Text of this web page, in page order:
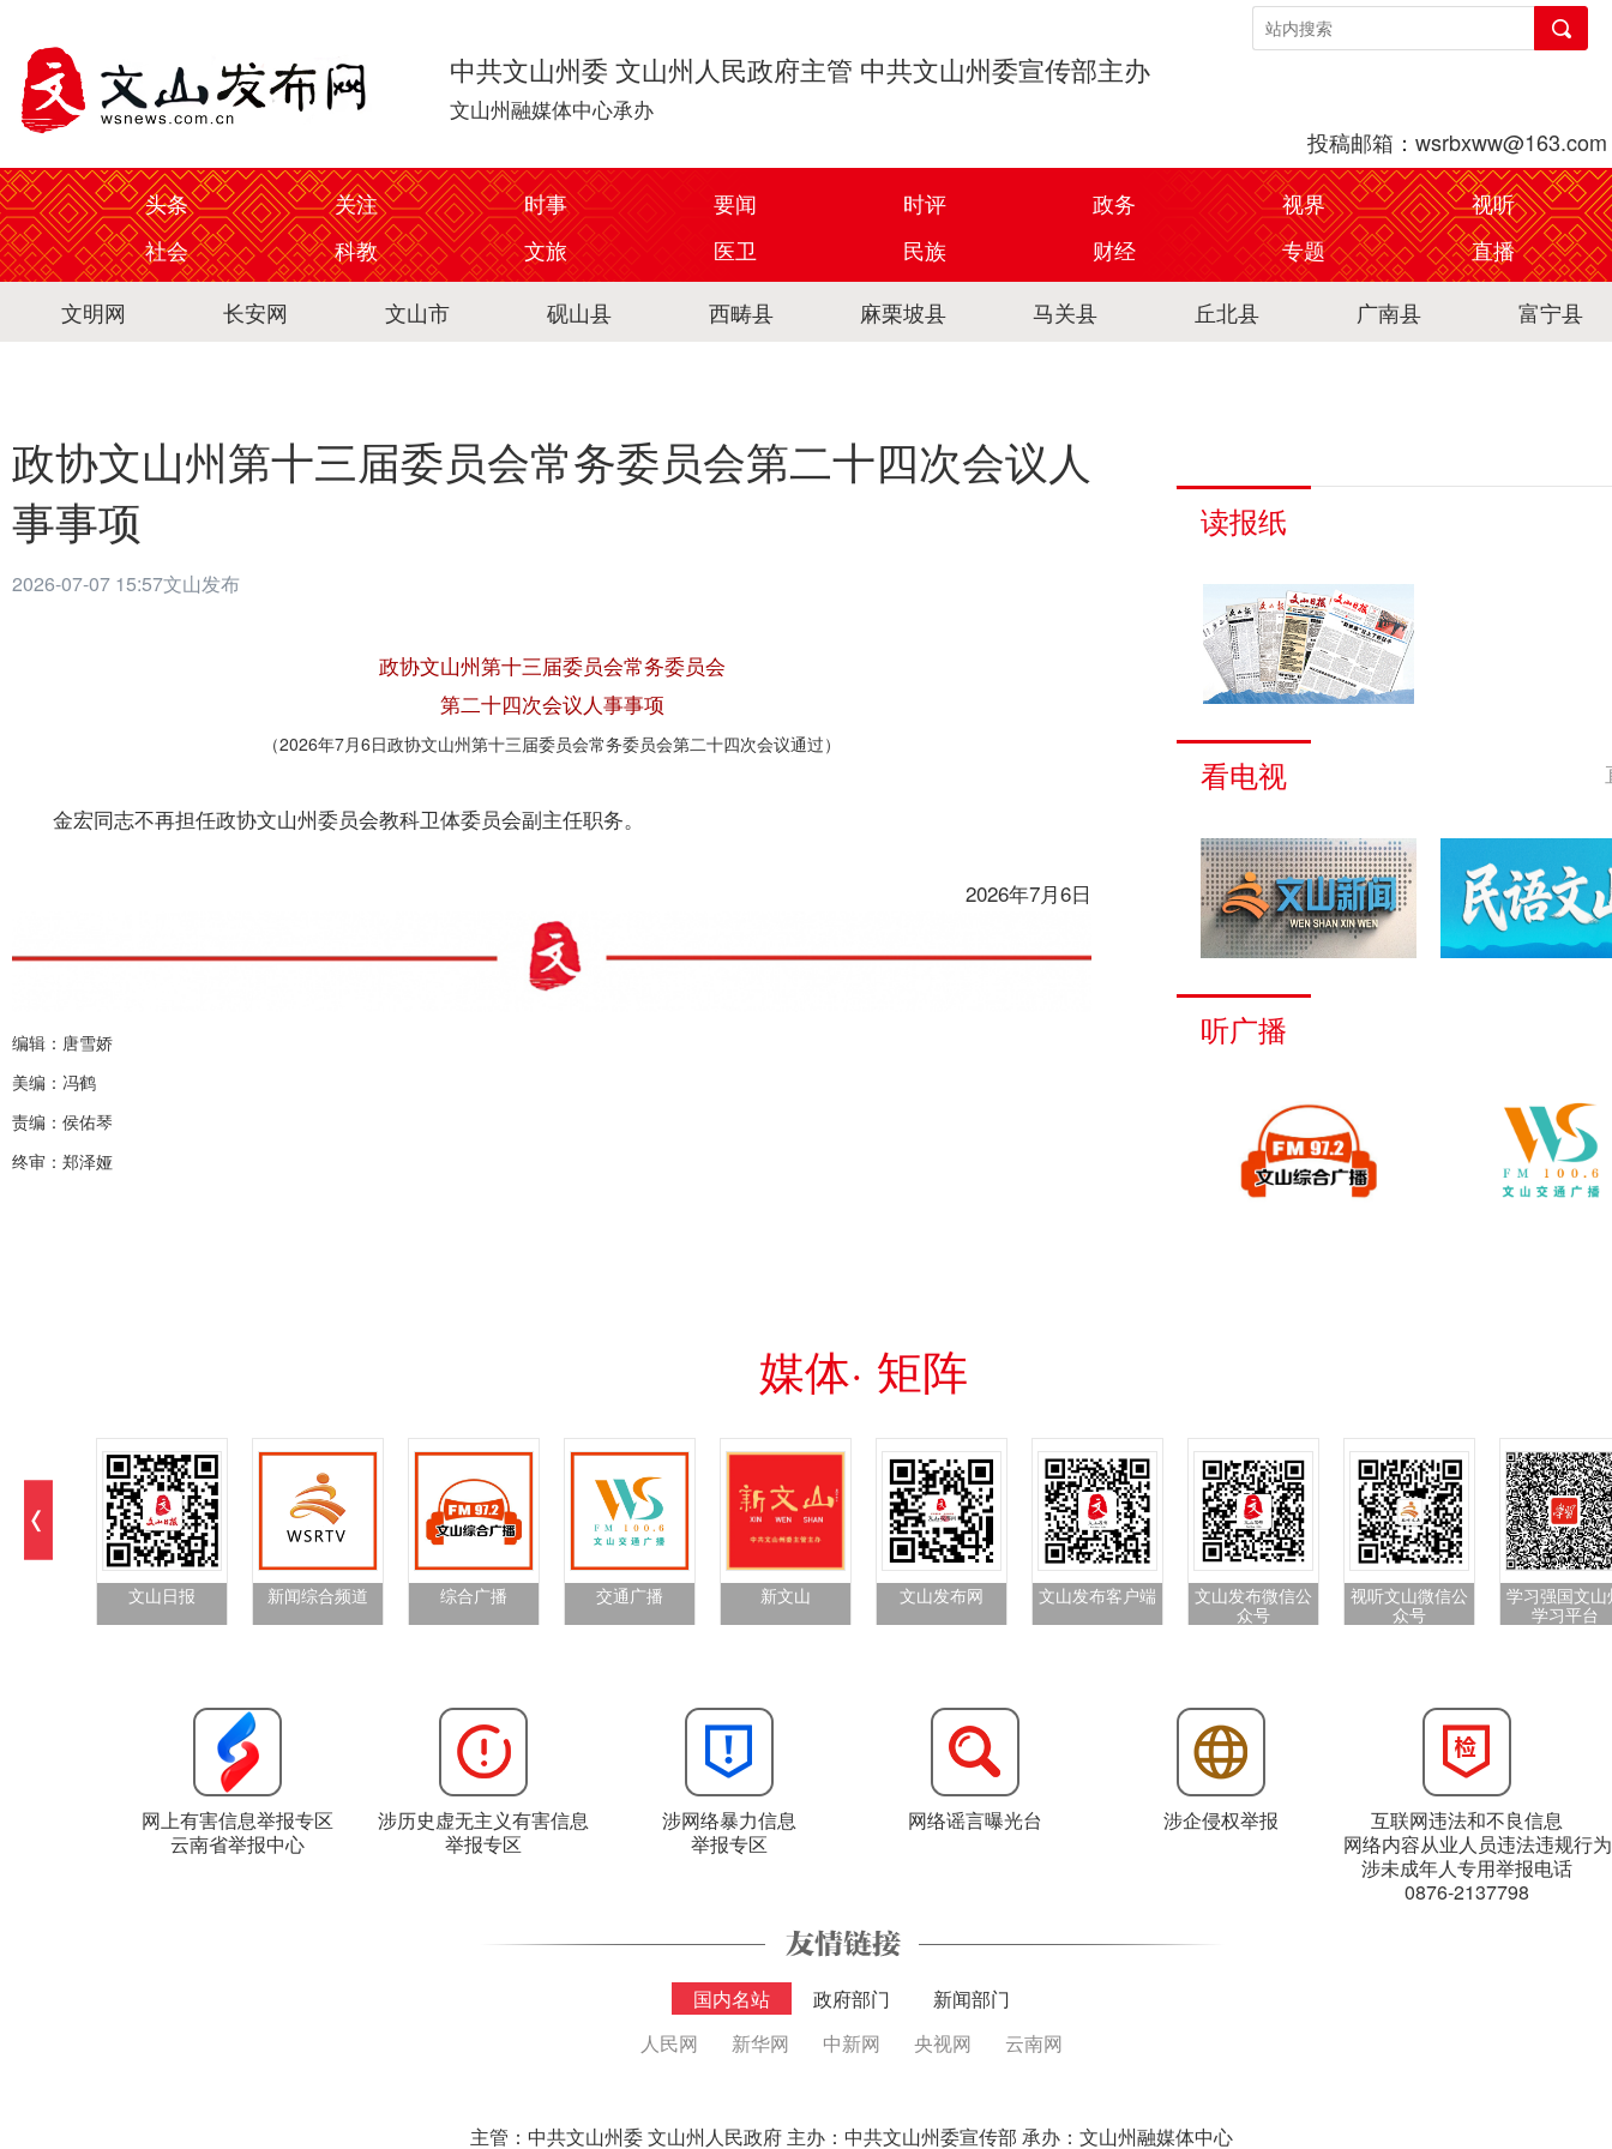
中共文山州委 文山州人民政府主管 中共文山州委宣传部主办
文山州融媒体中心承办
投稿邮箱：wsrbxww@163.com
头条
关注 时事 要闻 时评 政务 视界
视听
社会
科教 文旅 医卫 民族 财经 专题
直播
文明网
长安网 文山市 砚山县 西畴县 麻栗坡县 马关县 丘北县 广南县 富宁县
政协文山州第十三届委员会常务委员会第二十四次会议人
事事项
2026-07-07 15:57文山发布
政协文山州第十三届委员会常务委员会
第二十四次会议人事事项
（2026年7月6日政协文山州第十三届委员会常务委员会第二十四次会议通过）
金宏同志不再担任政协文山州委员会教科卫体委员会副主任职务。
2026年7月6日
编辑：唐雪娇
美编：冯鹤
责编：侯佑琴
终审：郑泽娅
读报纸
看电视
听广播
媒体· 矩阵
文山日报 新闻综合频道 综合广播 交通广播 新文山 文山发布网 文山发布客户端
文山发布微信公
众号
视听文山微信公
众号
学习强国文山
学习平台
网上有害信息举报专区
云南省举报中心
涉历史虚无主义有害信息
举报专区
涉网络暴力信息
举报专区
网络谣言曝光台 涉企侵权举报
互联网违法和不良信息
网络内容从业人员违法违规行为
涉未成年人专用举报电话
0876-2137798
国内名站 政府部门
新闻部门
人民网
新华网 中新网 央视网 云南网
主管：中共文山州委 文山州人民政府 主办：中共文山州委宣传部 承办：文山州融媒体中心